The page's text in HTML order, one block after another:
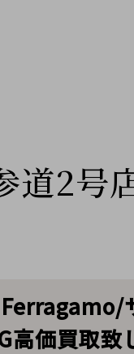
道2号
高価買取致